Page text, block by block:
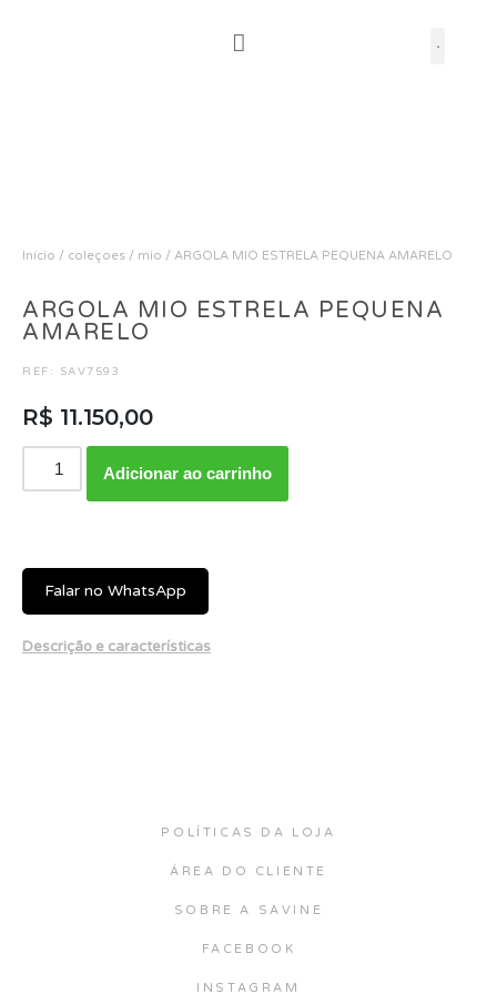
Início / coleçoes / mio / ARGOLA MIO ESTRELA PEQUENA AMARELO
ARGOLA MIO ESTRELA PEQUENA
AMARELO
REF: SAV7593
R$ 11.150,00
Adicionar ao carrinho
Falar no WhatsApp
Descrição e características
POLÍTICAS DA LOJA
ÁREA DO CLIENTE
SOBRE A SAVINE
FACEBOOK
INSTAGRAM